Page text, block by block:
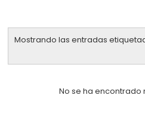
Mostrando las entradas
No se ha encontrado